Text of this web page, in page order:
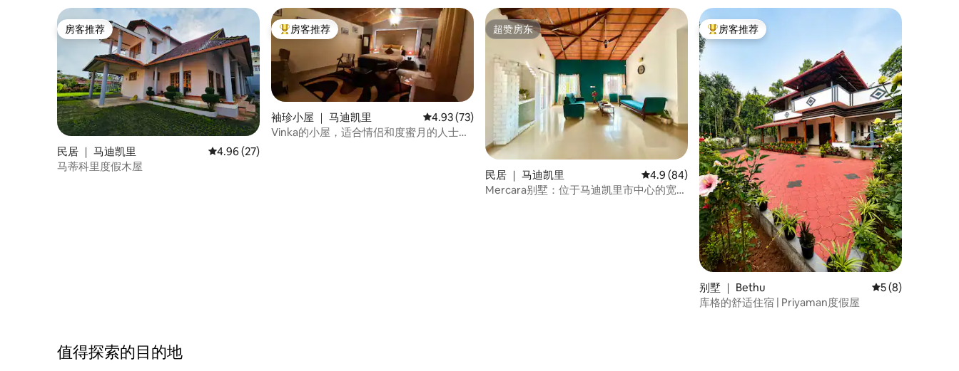
房客推荐
房客推荐
民居 ｜ 马迪凯里 平均评分 4.96 分（满分 5 分），共 27 条评价
4.96 (27)
马蒂科里度假木屋
热门「房客推荐」
房客推荐
袖珍小屋 ｜ 马迪凯里 平均评分 4.93 分（满分 5 分），共 73 条评价
4.93 (73)
Vinka的小屋，适合情侣和度蜜月的人士入
超赞房东
超赞房东
民居 ｜ 马迪凯里 平均评分 4.9 分（满分 5 分），共 84 条评价
4.9 (84)
Mercara别墅：位于马迪凯里市中心的宽敞
热门「房客推荐」
房客推荐
别墅 ｜ Bethu 平均评分 5 分（
5 (8)
库格的舒适住宿 | Priyaman度假屋
值得探索的目的地